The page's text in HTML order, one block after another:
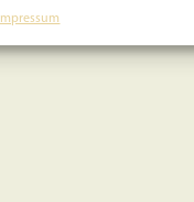
Impressum